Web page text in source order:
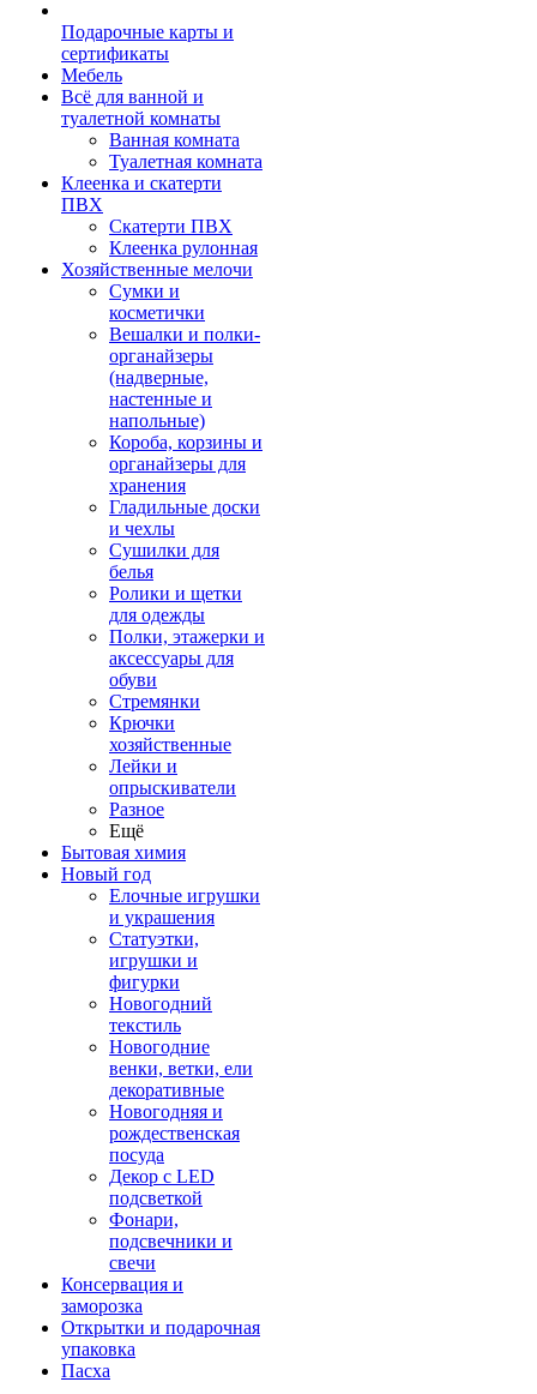
Подарочные карты и
сертификаты
Мебель
Всё для ванной и
туалетной комнаты
Ванная комната
Туалетная комната
Клеенка и скатерти
ПВХ
Скатерти ПВХ
Клеенка рулонная
Хозяйственные мелочи
Сумки и
косметички
Вешалки и полки-
органайзеры
(надверные,
настенные и
напольные)
Короба, корзины и
органайзеры для
хранения
Гладильные доски
и чехлы
Сушилки для
белья
Ролики и щетки
для одежды
Полки, этажерки и
аксессуары для
обуви
Стремянки
Крючки
хозяйственные
Лейки и
опрыскиватели
Разное
Ещё
Бытовая химия
Новый год
Елочные игрушки
и украшения
Статуэтки,
игрушки и
фигурки
Новогодний
текстиль
Новогодние
венки, ветки, ели
декоративные
Новогодняя и
рождественская
посуда
Декор с LED
подсветкой
Фонари,
подсвечники и
свечи
Консервация и
заморозка
Открытки и подарочная
упаковка
Пасха